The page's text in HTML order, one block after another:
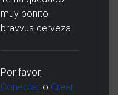
muy bonito
bravvus cerveza
Por favor,
Conectar o Crear